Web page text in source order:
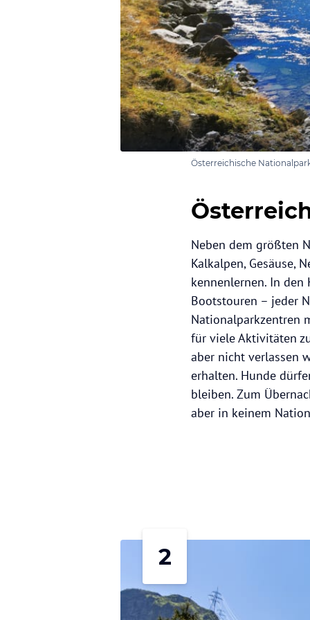
Österreichische
Neben dem größten
Kalkalpen, Gesäuse,
kennenlernen. In
Bootstouren – jeder
Nationalparkzentren
für viele Aktivitäten
aber nicht verlassen
erhalten. Hunde
bleiben. Zum
aber in keinem
2